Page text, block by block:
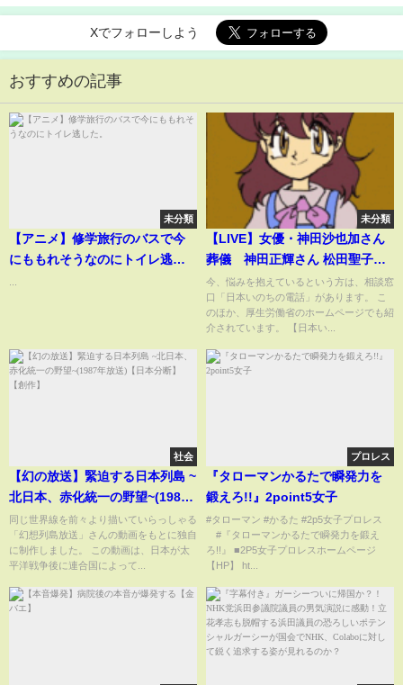
Xでフォローしよう
おすすめの記事
未分類
【アニメ】修学旅行のバスで今
にももれそうなのにトイレ逃し
未分類
【LIVE】女優・神田沙也加さん
葬儀 神田正輝さん 松田聖子さ
ん 会見（2021年12月21日）
今、悩みを抱えているという方は、相談窓
口「日本いのちの電話」があります。 こ
のほか、厚生労働省のホームページでも紹
介されています。 【日本い...
社会
【幻の放送】緊迫する日本列島 ~
北日本、赤化統一の野望~(1987
年放送)【日本分断】【創作】
同じ世界線を前々より描いていらっしゃる
「幻想列島放送」さんの動画をもとに独自
に制作しました。 この動画は、日本が太
平洋戦争後に連合国によって...
プロレス
『タローマンかるたで瞬発力を
鍛えろ!!』2point5女子
#タローマン #かるた #2p5女子プロレス
#『タローマンかるたで瞬発力を鍛え
ろ!!』 ■2P5女子プロレスホームページ
【HP】 ht...